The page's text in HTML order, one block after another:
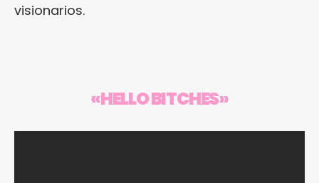
visionarios.
«HELLO BITCHES»